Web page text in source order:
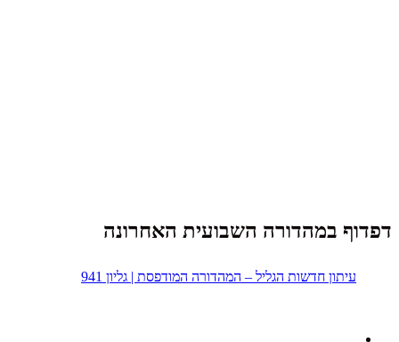
דפדוף במהדורה השבועית האחרונה
עיתון חדשות הגליל – המהדורה המודפסת | גליון 941